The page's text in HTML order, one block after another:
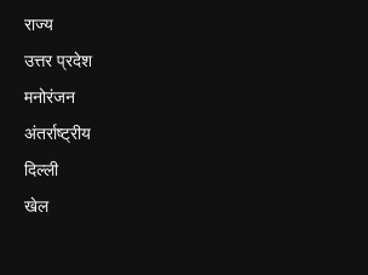
राज्य
उत्तर प्रदेश
मनोरंजन
अंतर्राष्ट्रीय
दिल्ली
खेल